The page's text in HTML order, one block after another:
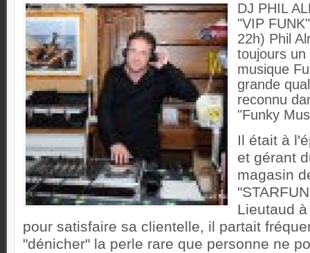
DJ PHIL
"VIP
22h) Phil
toujours un
musique
grande
reconnu
"Funky
Il était à
et gérant
magasin
Lieutaud
pour satisfaire sa clientelle, il partait
"dénicher" la perle rare que personne ne